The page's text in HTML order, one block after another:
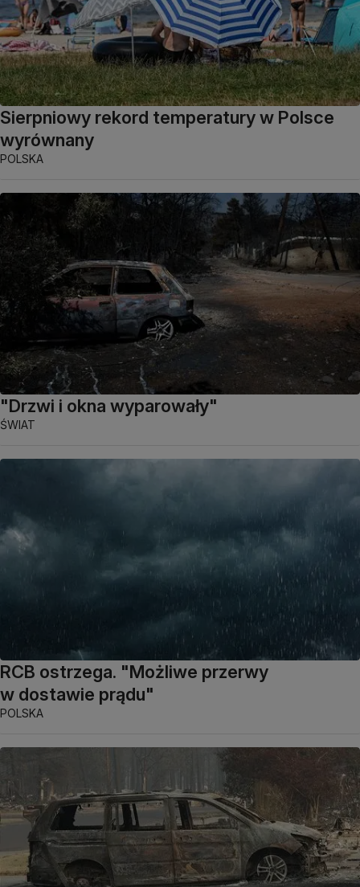
Sierpniowy rekord temperatury w Polsce
wyrównany
POLSKA
"Drzwi i okna wyparowały"
ŚWIAT
RCB ostrzega. "Możliwe przerwy
w dostawie prądu"
POLSKA